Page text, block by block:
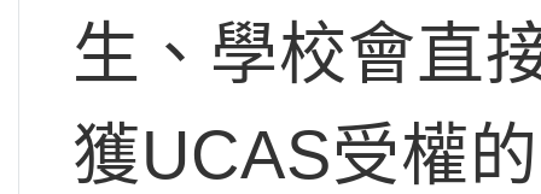
生、學校會直
獲UCAS受權